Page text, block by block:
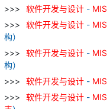
软件开发与设计 - MIS
软件开发与设计 - MIS
构）
软件开发与设计 - MIS
构）
软件开发与设计 - MIS
软件开发与设计 - MIS